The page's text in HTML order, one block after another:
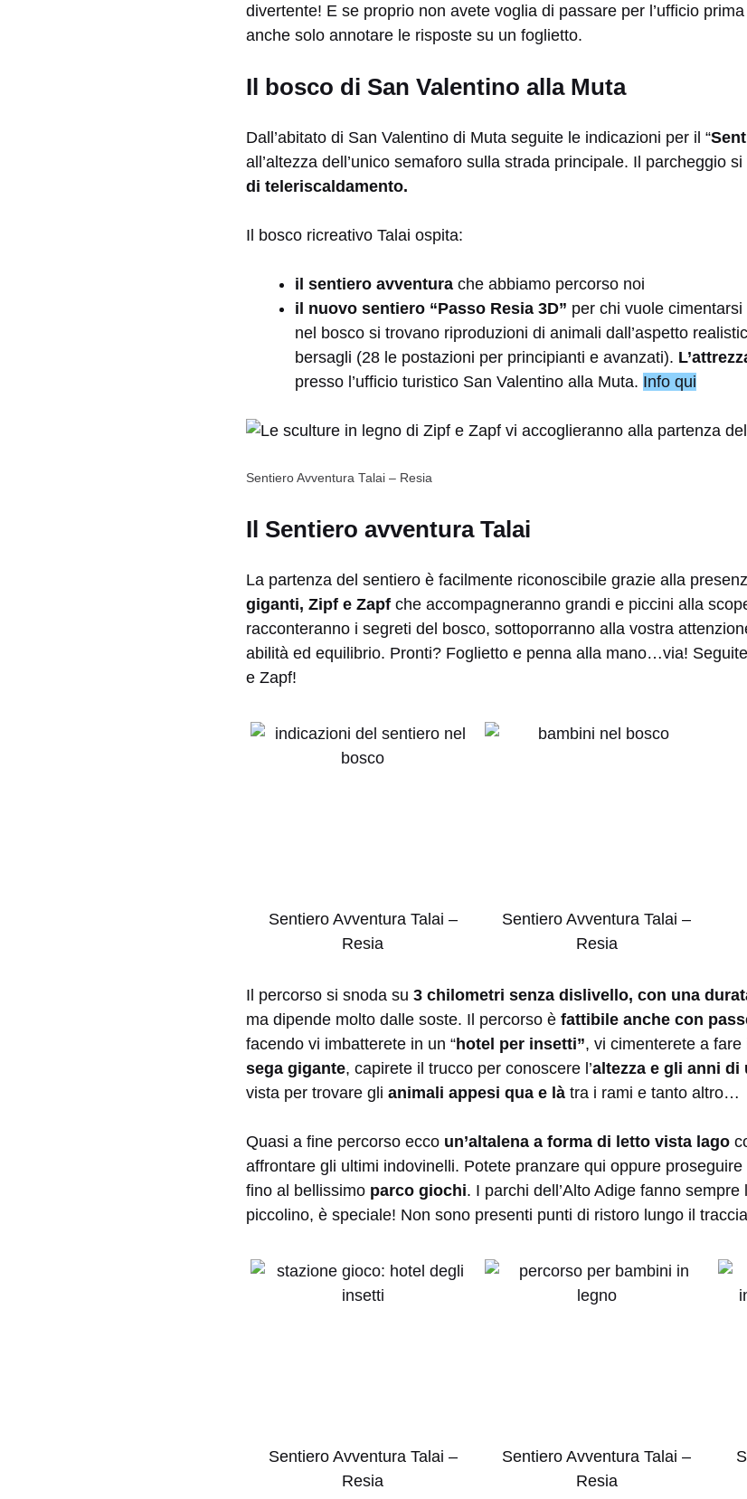
divertente! E se proprio non avete voglia di passare per l’ufficio
anche solo annotare le risposte su un foglietto.
Il bosco di San Valentino alla Muta
Dall’abitato di San Valentino di Muta seguite le indicazioni per il “
all’altezza dell’unico semaforo sulla strada principale. Il parcheggio
di teleriscaldamento.
Il bosco ricreativo Talai ospita:
il sentiero avventura che abbiamo percorso noi
il nuovo sentiero “Passo Resia 3D” per chi vuole cimentarsi
nel bosco si trovano riproduzioni di animali dall’aspetto
bersagli (28 le postazioni per principianti e avanzati).
presso l’ufficio turistico San Valentino alla Muta. Info qui
Sentiero Avventura Talai – Resia
Il Sentiero avventura Talai
La partenza del sentiero è facilmente riconoscibile grazie alla
giganti, Zipf e Zapf che accompagneranno grandi e piccini alla
racconteranno i segreti del bosco, sottoporranno alla vostra
abilità ed equilibrio. Pronti? Foglietto e penna alla mano…via!
e Zapf!
Sentiero Avventura Talai –
Resia
Sentiero Avventura Talai –
Resia
Il percorso si snoda su 3 chilometri senza dislivello, con una
ma dipende molto dalle soste. Il percorso è fattibile anche con
facendo vi imbatterete in un “hotel per insetti”, vi cimenterete a
sega gigante, capirete il trucco per conoscere l’altezza e gli anni di
vista per trovare gli animali appesi qua e là tra i rami e tanto altro…
Quasi a fine percorso ecco un’altalena a forma di letto vista lago
affrontare gli ultimi indovinelli. Potete pranzare qui oppure proseguire
fino al bellissimo parco giochi. I parchi dell’Alto Adige fanno
piccolino, è speciale! Non sono presenti punti di ristoro lungo il
Sentiero Avventura Talai –
Resia
Sentiero Avventura Talai –
Resia